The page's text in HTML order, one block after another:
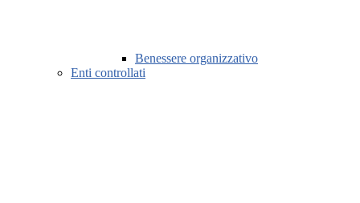
Benessere organizzativo
Enti controllati